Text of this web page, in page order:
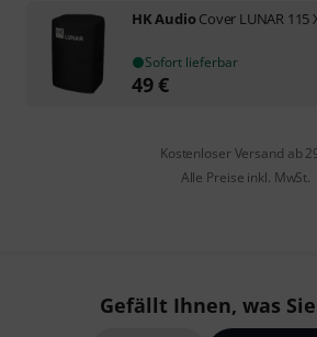
HK AudioCover LUNAR 115
Sofort lieferbar
49€
Kostenloser Versand ab
Alle Preise inkl. MwSt.
Gefällt Ihnen, was